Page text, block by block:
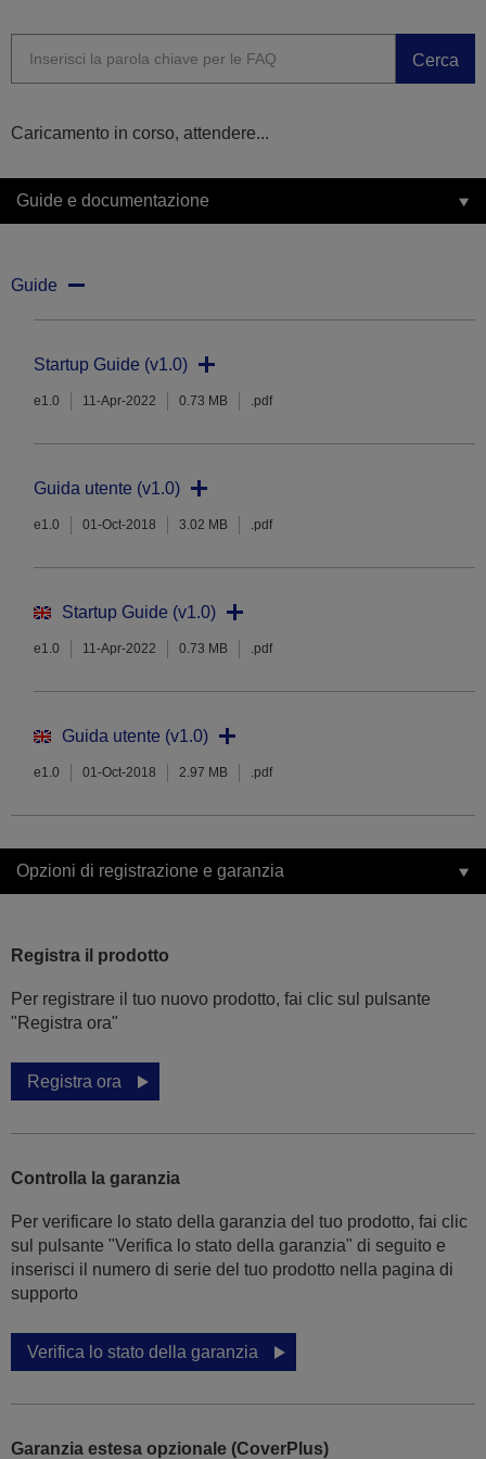
Cerca
Caricamento in corso, attendere...
Guide e documentazione
Guide
Startup Guide (v1.0)
e1.0 11-Apr-2022 0.73 MB .pdf
Guida utente (v1.0)
e1.0 01-Oct-2018 3.02 MB .pdf
Startup Guide (v1.0)
e1.0 11-Apr-2022 0.73 MB .pdf
Guida utente (v1.0)
e1.0 01-Oct-2018 2.97 MB .pdf
Opzioni di registrazione e garanzia
Registra il prodotto
Per registrare il tuo nuovo prodotto, fai clic sul pulsante
"Registra ora"
Registra ora
Controlla la garanzia
Per verificare lo stato della garanzia del tuo prodotto, fai clic
sul pulsante "Verifica lo stato della garanzia" di seguito e
inserisci il numero di serie del tuo prodotto nella pagina di
supporto
Verifica lo stato della garanzia
Garanzia estesa opzionale (CoverPlus)